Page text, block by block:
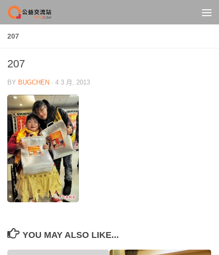
Skip to content
207
207
BY BUGCHEN · 4 3 月, 2013
YOU MAY ALSO LIKE...